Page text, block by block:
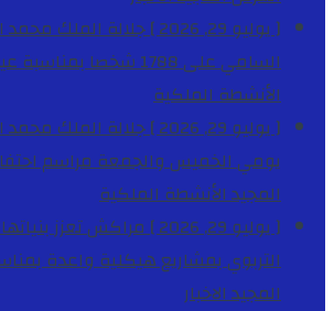
[ يوليو 29, 2026 ]
جلالة الملك
السامي على 1788 شخصا بمناسبة عيد العرش المجيد
الأنشطة الملكية
[ يوليو 29, 2026 ]
جلالة الملك
يومي الخميس والجمعة مراسم
المجيدالأنشطة الملكية
[ يوليو 29, 2026 ]
مراكش تعزز
التربوي بمشاريع هيكلية واعدة
المجيدالاخبار